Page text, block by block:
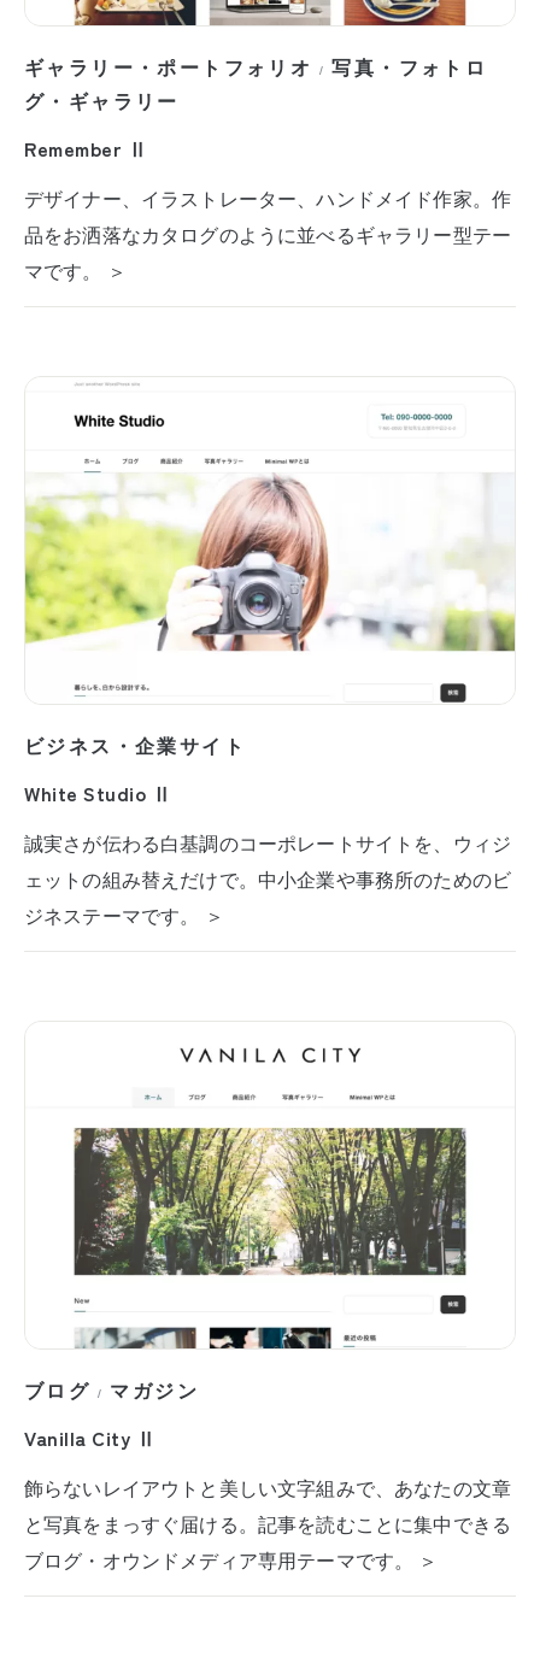
ギャラリー・ポートフォリオ /写真・フォトロ
グ・ギャラリー
Remember Ⅱ
デザイナー、イラストレーター、ハンドメイド作家。作
品をお洒落なカタログのように並べるギャラリー型テー
マです。 ＞
ビジネス・企業サイト
White Studio Ⅱ
誠実さが伝わる白基調のコーポレートサイトを、ウィジ
ェットの組み替えだけで。中小企業や事務所のためのビ
ジネステーマです。 ＞
ブログ / マガジン
Vanilla City Ⅱ
飾らないレイアウトと美しい文字組みで、あなたの文章
と写真をまっすぐ届ける。記事を読むことに集中できる
ブログ・オウンドメディア専用テーマです。 ＞